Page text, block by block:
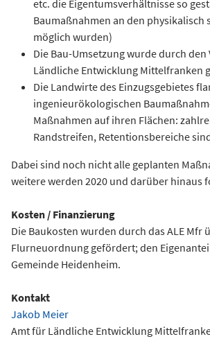
etc. die Eigentumsverhältnisse so
Baumaßnahmen an den physikalisch
möglich wurden)
Die Bau-Umsetzung wurde durch
Ländliche Entwicklung Mittelfranken
Die Landwirte des Einzugsgebietes
ingenieurökologischen
Maßnahmen auf ihren Flächen:
Randstreifen, Retentionsbereiche
Dabei sind noch nicht alle geplanten
weitere werden 2020 und darüber hinaus
Kosten / Finanzierung
Die Baukosten wurden durch das ALE Mfr
Flurneuordnung gefördert; den
Gemeinde Heidenheim.
Kontakt
Jakob Meier
Amt für Ländliche Entwicklung